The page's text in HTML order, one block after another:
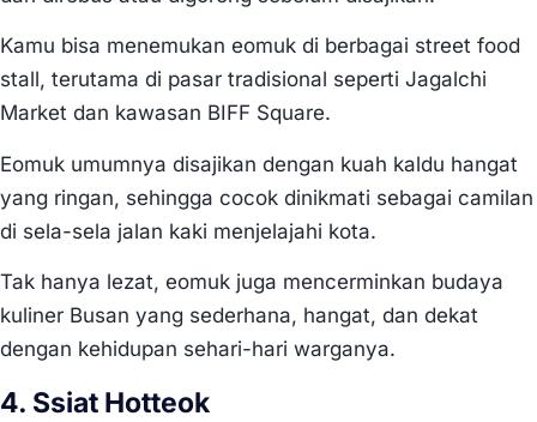
Kamu bisa menemukan eomuk di berbagai street food
stall, terutama di pasar tradisional seperti Jagalchi
Market dan kawasan BIFF Square.
Eomuk umumnya disajikan dengan kuah kaldu hangat
yang ringan, sehingga cocok dinikmati sebagai camilan
di sela-sela jalan kaki menjelajahi kota.
Tak hanya lezat, eomuk juga mencerminkan budaya
kuliner Busan yang sederhana, hangat, dan dekat
dengan kehidupan sehari-hari warganya.
4. Ssiat Hotteok